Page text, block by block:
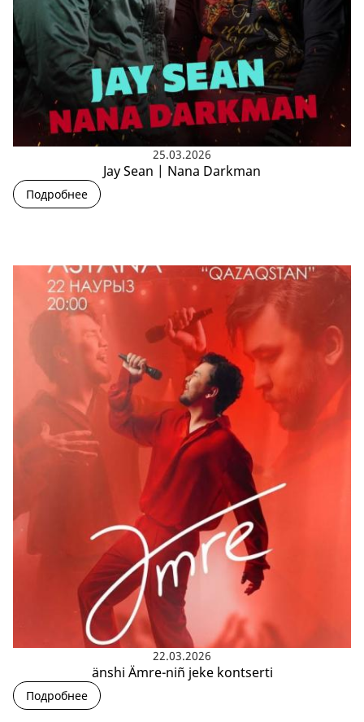
25.03.2026
Jay Sean | Nana Darkman
Подробнее
22.03.2026
änshi Ämre-niñ jeke kontserti
Подробнее